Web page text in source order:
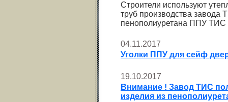
Строители используют
труб производства завода
пенополиуретана ППУ ТИС
04.11.2017
Уголки ППУ для сейф
19.10.2017
Внимание ! Завод ТИС
изделия из